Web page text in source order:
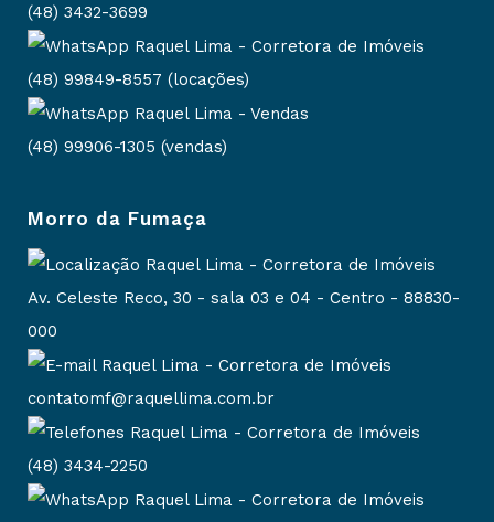
(48) 3432-3699
(48) 99849-8557 (locações)
(48) 99906-1305 (vendas)
Morro da Fumaça
Av. Celeste Reco, 30 - sala 03 e 04 - Centro - 88830-
000
contatomf@raquellima.com.br
(48) 3434-2250